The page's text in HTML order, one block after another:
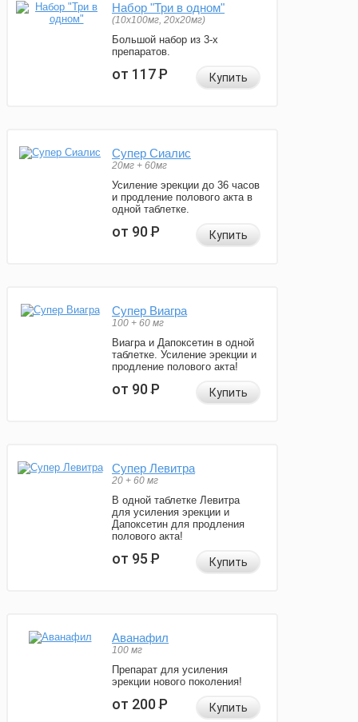
Набор "Три в одном"
(10x100мг, 20x20мг)
Большой набор из 3-х
препаратов.
от 117Р Купить
Супер Сиалис
20мг + 60мг
Усиление эрекции до 36 часов
и продление полового акта в
одной таблетке.
от 90Р Купить
Супер Виагра
100 + 60 мг
Виагра и Дапоксетин в одной
таблетке. Усиление эрекции и
продление полового акта!
от 90Р Купить
Супер Левитра
20 + 60 мг
В одной таблетке Левитра
для усиления эрекции и
Дапоксетин для продления
полового акта!
от 95Р Купить
Аванафил
100 мг
Препарат для усиления
эрекции нового поколения!
от 200Р Купить